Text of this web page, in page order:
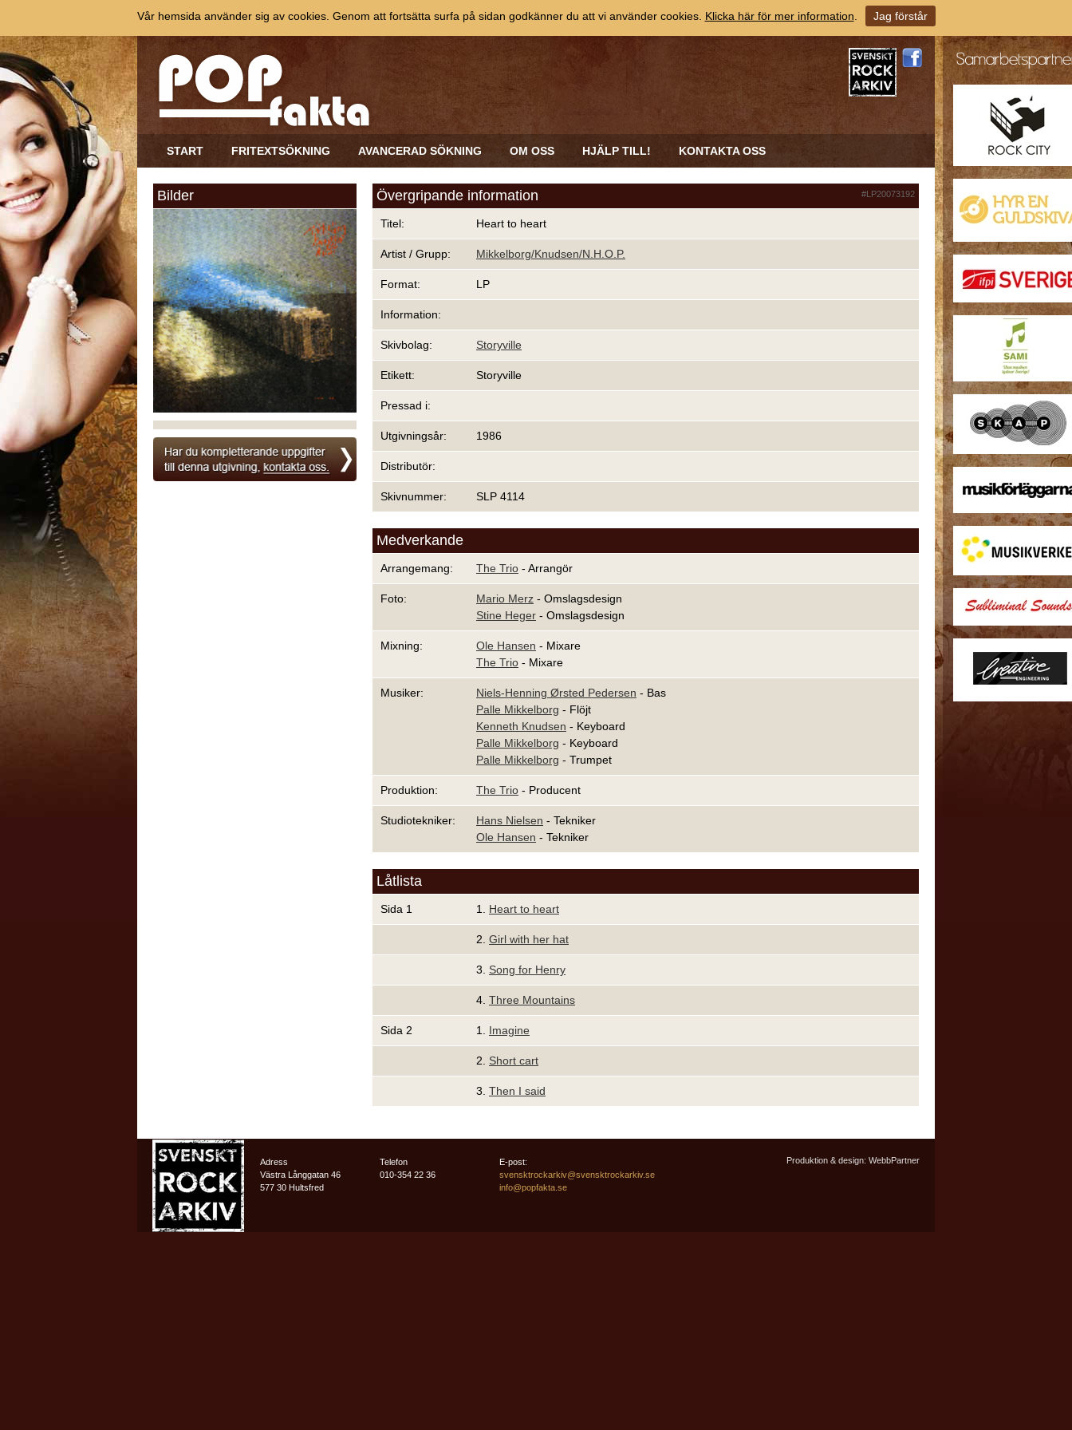
START FRITEXTSÖKNING AVANCERAD SÖKNING OM OSS HJÄLP TILL! KONTAKTA OSS
Bilder Övergripande information #LP20073192
Titel: Heart to heart
Artist / Grupp: Mikkelborg/Knudsen/N.H.O.P.
Format: LP
Information:
Skivbolag: Storyville
Etikett: Storyville
Pressad i:
Utgivningsår: 1986
Distributör:
Skivnummer: SLP 4114
Medverkande
Arrangemang: The Trio - Arrangör
Foto: Mario Merz - Omslagsdesign
Stine Heger - Omslagsdesign
Mixning: Ole Hansen - Mixare
The Trio - Mixare
Musiker: Niels-Henning Ørsted Pedersen - Bas
Palle Mikkelborg - Flöjt
Kenneth Knudsen - Keyboard
Palle Mikkelborg - Keyboard
Palle Mikkelborg - Trumpet
Produktion: The Trio - Producent
Studiotekniker: Hans Nielsen - Tekniker
Ole Hansen - Tekniker
Låtlista
Sida 1 1. Heart to heart
2. Girl with her hat
3. Song for Henry
4. Three Mountains
Sida 2 1. Imagine
2. Short cart
3. Then I said
Adress
Västra Långgatan 46
577 30 Hultsfred
Telefon
010-354 22 36
E-post:
svensktrockarkiv@svensktrockarkiv.se
info@popfakta.se
Produktion & design: WebbPartner
Vår hemsida använder sig av cookies. Genom att fortsätta surfa på sidan godkänner du att vi använder cookies. Klicka här för mer information Jag förstår